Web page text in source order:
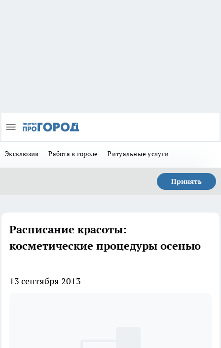
Эксклюзив Работа в городе Ритуальные услуги
Принять
Расписание красоты:
косметические процедуры осенью
13 сентября 2013